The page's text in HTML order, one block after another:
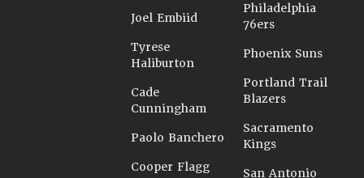
Joel Embiid
Tyrese
Haliburton
Cade
Cunningham
Paolo Banchero
Cooper Flagg
Philadelphia
76ers
Phoenix Suns
Portland Trail
Blazers
Sacramento
Kings
San Antonio